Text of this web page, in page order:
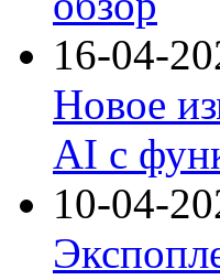
16-04-
Новое
AI с
10-04-